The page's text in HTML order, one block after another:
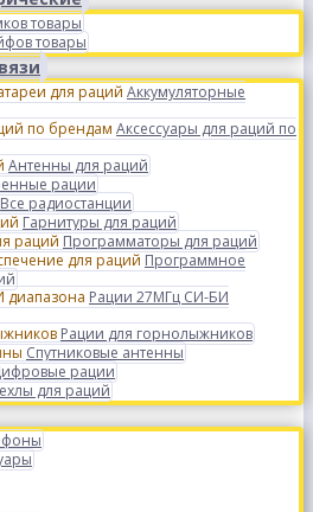
товары
товары
Аккумуляторные
Аксессуары для раций по
Антенны для раций
рации
Все радиостанции
Гарнитуры для раций
Программаторы для раций
Программное
Рации 27МГц СИ-БИ
Рации для горнолыжников
Спутниковые антенны
рации
для раций